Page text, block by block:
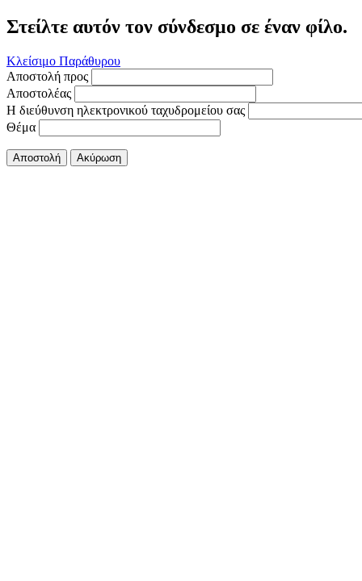
Στείλτε αυτόν τον σύνδεσμο σε έναν φίλο.
Κλείσιμο Παράθυρου
Αποστολή προς
Αποστολέας
Η διεύθυνση ηλεκτρονικού ταχυδρομείου σας
Θέμα
Αποστολή Ακύρωση